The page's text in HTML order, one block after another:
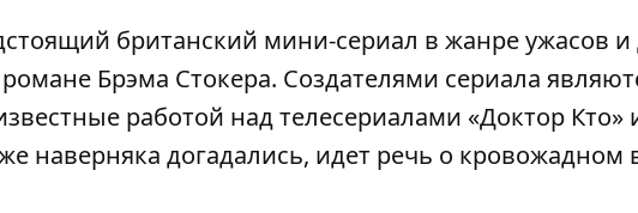
британский мини-сериал в жанре ужасов
Брэма Стокера. Создателями сериала
работой над телесериалами «Доктор Кто»
наверняка догадались, идет речь о кровожадном